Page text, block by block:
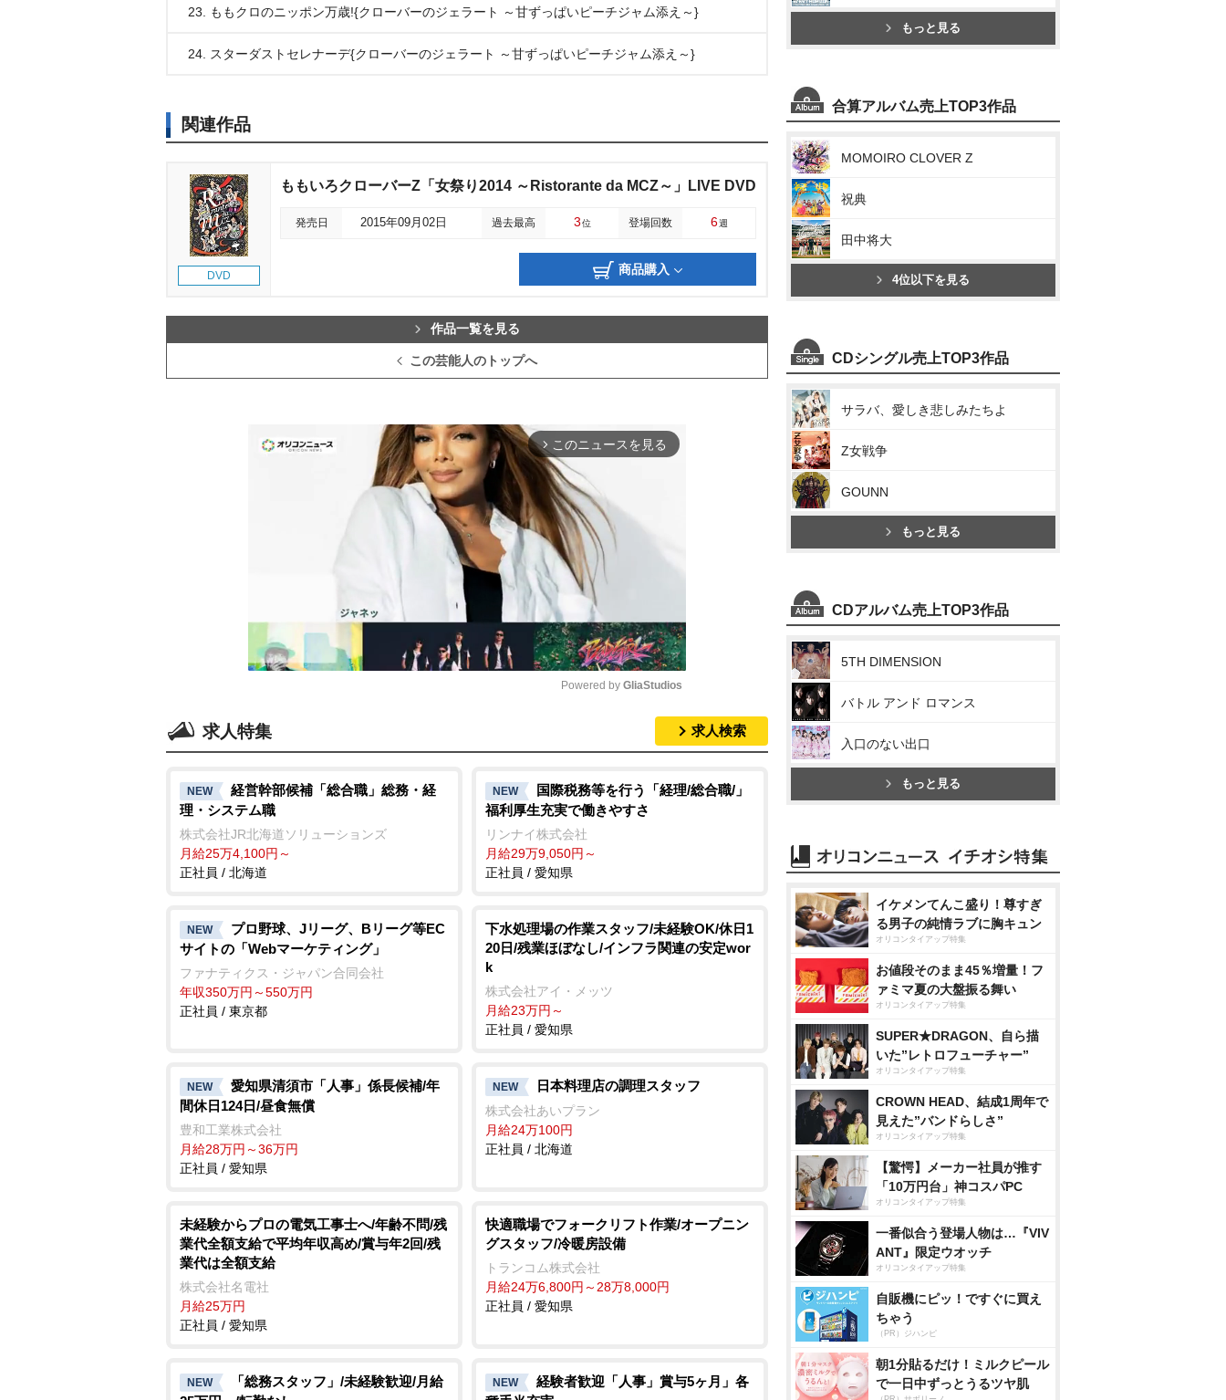
23. ももクロのニッポン万歳!{クローバーのジェラート ～甘ずっぱいピーチジャム添え～}
24. スターダストセレナーデ{クローバーのジェラート ～甘ずっぱいピーチジャム添え～}
関連作品
DVD
ももいろクローバーZ「女祭り2014 ～Ristorante da MCZ～」LIVE DVD
発売日 2015年09月02日 過去最高 3位 登場回数 6週
商品購入
作品一覧を見る
この芸能人のトップへ
arrow_forward_ios このニュースを見る
t
e
Powered by GliaStudios
求人特集 求人検索
NEW
経営幹部候補「総合職」総務・経
理・システム職
株式会社JR北海道ソリューションズ
月給25万4,100円～
正社員 / 北海道
NEW
国際税務等を行う「経理/総合職/」
福利厚生充実で働きやすさ
リンナイ株式会社
月給29万9,050円～
正社員 / 愛知県
NEW
プロ野球、Jリーグ、Bリーグ等EC
サイトの「Webマーケティング」
ファナティクス・ジャパン合同会社
年収350万円～550万円
正社員 / 東京都
下水処理場の作業スタッフ/未経験OK/休日1
20日/残業ほぼなし/インフラ関連の安定wor
k
株式会社アイ・メッツ
月給23万円～
正社員 / 愛知県
NEW
愛知県清須市「人事」係長候補/年
間休日124日/昼食無償
豊和工業株式会社
月給28万円～36万円
正社員 / 愛知県
NEW 日本料理店の調理スタッフ
株式会社あいプラン
月給24万100円
正社員 / 北海道
未経験からプロの電気工事士へ/年齢不問/残
業代全額支給で平均年収高め/賞与年2回/残
業代は全額支給
株式会社名電社
月給25万円
正社員 / 愛知県
快適職場でフォークリフト作業/オープニン
グスタッフ/冷暖房設備
トランコム株式会社
月給24万6,800円～28万8,000円
正社員 / 愛知県
NEW
「総務スタッフ」/未経験歓迎/月給
NEW
経験者歓迎「人事」賞与5ヶ月」各
もっと見る
合算アルバム売上TOP3作品
MOMOIRO CLOVER Z
祝典
田中将大
4位以下を見る
CDシングル売上TOP3作品
サラバ、愛しき悲しみたちよ
Z女戦争
GOUNN
もっと見る
CDアルバム売上TOP3作品
5TH DIMENSION
バトル アンド ロマンス
入口のない出口
もっと見る
イケメンてんこ盛り！尊すぎ
る男子の純情ラブに胸キュン
オリコンタイアップ特集
お値段そのまま45％増量！フ
ァミマ夏の大盤振る舞い
オリコンタイアップ特集
SUPER★DRAGON、自ら描
いた”レトロフューチャー”
オリコンタイアップ特集
CROWN HEAD、結成1周年で
見えた”バンドらしさ”
オリコンタイアップ特集
【驚愕】メーカー社員が推す
「10万円台」神コスパPC
オリコンタイアップ特集
一番似合う登場人物は…『VIV
ANT』限定ウオッチ
オリコンタイアップ特集
自販機にピッ！ですぐに買え
ちゃう
（PR）ジハンピ
朝1分貼るだけ！ミルクピール
で一日中ずっとうるツヤ肌